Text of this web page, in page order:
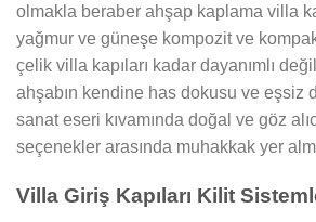
olmakla beraber ahşap kaplama villa
yağmur ve güneşe kompozit ve
çelik villa kapıları kadar dayanımlı
ahşabın kendine has dokusu ve eşsiz
sanat eseri kıvamında doğal ve göz
seçenekler arasında muhakkak yer
Villa Giriş Kapıları Kilit